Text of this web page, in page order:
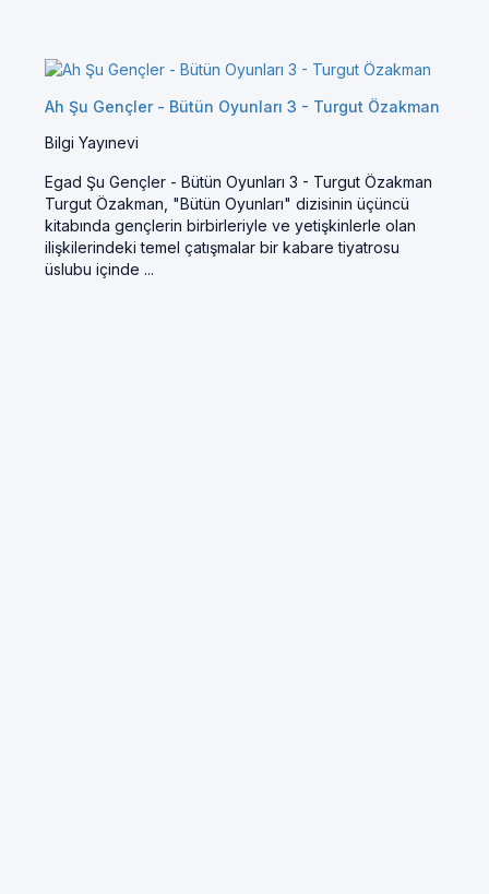
Ah Şu Gençler - Bütün Oyunları 3 - Turgut Özakman
Bilgi Yayınevi
Egad Şu Gençler - Bütün Oyunları 3 - Turgut Özakman
Turgut Özakman, "Bütün Oyunları" dizisinin üçüncü
kitabında gençlerin birbirleriyle ve yetişkinlerle olan
ilişkilerindeki temel çatışmalar bir kabare tiyatrosu
üslubu içinde ...